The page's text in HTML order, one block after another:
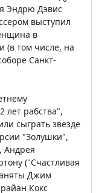
Эндрю Дэвис
выступил
в
(в том числе, на
Санкт-
лет рабства",
сыграть звезде
"Золушки",
Андрея
("Счастливая
Джим
Кокс